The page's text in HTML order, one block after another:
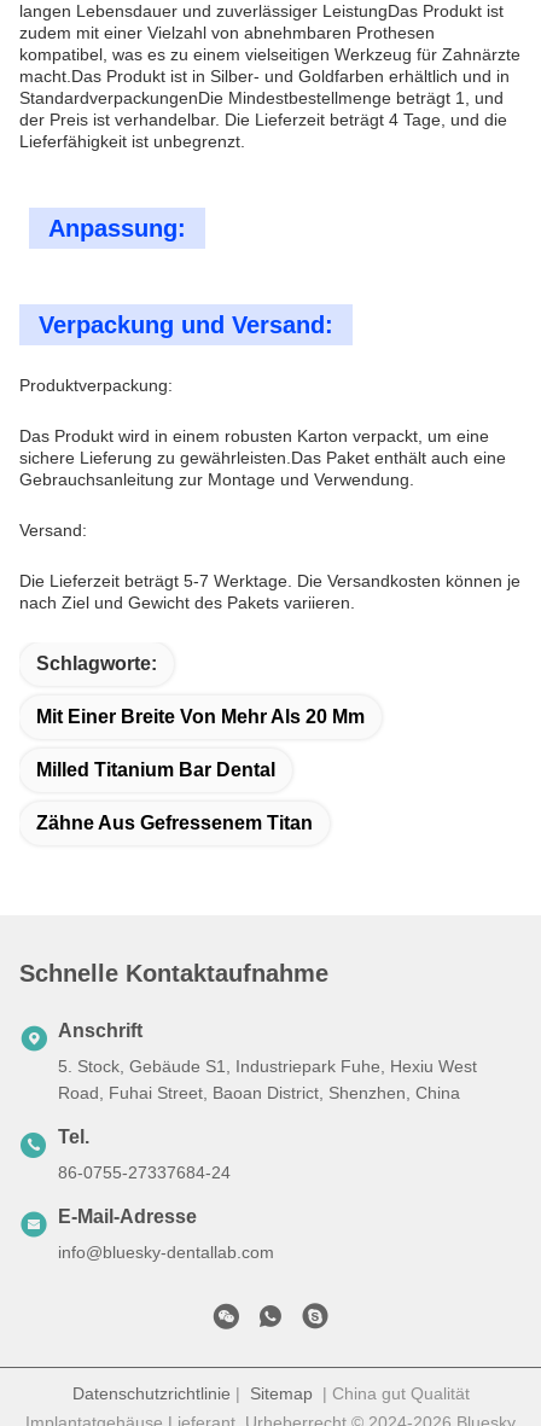
langen Lebensdauer und zuverlässiger LeistungDas Produkt ist
zudem mit einer Vielzahl von abnehmbaren Prothesen
kompatibel, was es zu einem vielseitigen Werkzeug für Zahnärzte
macht.Das Produkt ist in Silber- und Goldfarben erhältlich und in
StandardverpackungenDie Mindestbestellmenge beträgt 1, und
der Preis ist verhandelbar. Die Lieferzeit beträgt 4 Tage, und die
Lieferfähigkeit ist unbegrenzt.
Anpassung:
Verpackung und Versand:
Produktverpackung:
Das Produkt wird in einem robusten Karton verpackt, um eine
sichere Lieferung zu gewährleisten.Das Paket enthält auch eine
Gebrauchsanleitung zur Montage und Verwendung.
Versand:
Die Lieferzeit beträgt 5-7 Werktage. Die Versandkosten können je
nach Ziel und Gewicht des Pakets variieren.
Schlagworte:
Mit Einer Breite Von Mehr Als 20 Mm
Milled Titanium Bar Dental
Zähne Aus Gefressenem Titan
Schnelle Kontaktaufnahme
Anschrift
5. Stock, Gebäude S1, Industriepark Fuhe, Hexiu West
Road, Fuhai Street, Baoan District, Shenzhen, China
Tel.
86-0755-27337684-24
E-Mail-Adresse
info@bluesky-dentallab.com
Datenschutzrichtlinie | Sitemap| China gut Qualität